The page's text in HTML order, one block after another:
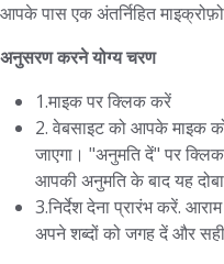
आपके पास एक अंतर्निहित
अनुसरण करने योग्य चरण
1.माइक पर क्लिक करें
2. वेबसाइट को आपके माइक
जाएगा। "अनुमति दें" पर
आपकी अनुमति के बाद यह
3.निर्देश देना प्रारंभ करें.
अपने शब्दों को जगह दें और